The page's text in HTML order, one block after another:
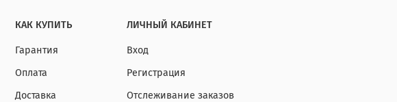
КАК КУПИТЬ
Гарантия
Оплата
Доставка
ЛИЧНЫЙ КАБИНЕТ
Вход
Регистрация
Отслеживание заказов